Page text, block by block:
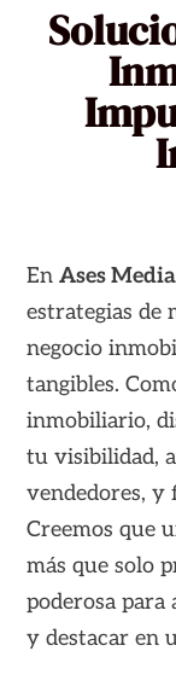
EnAses Media
estrategias de
negocio
tangibles.
inmobiliario,
tu visibilidad,
vendedores, y
Creemos que
más que solo
poderosa
y destacar en